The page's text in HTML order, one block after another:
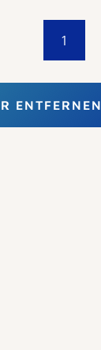
1
ENTFERNEN